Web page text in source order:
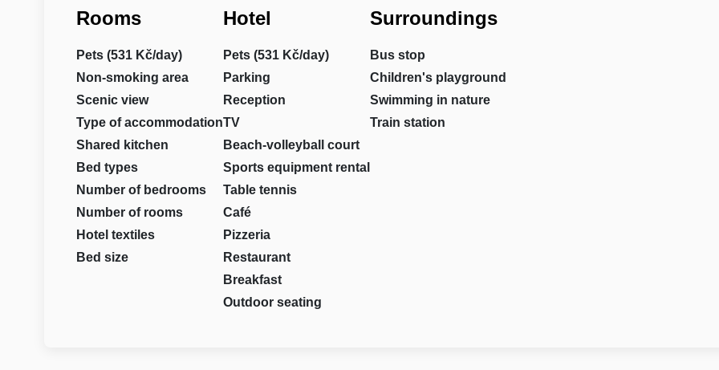
Rooms
Pets (531 Kč/day)
Non-smoking area
Scenic view
Type of accommodation
Shared kitchen
Bed types
Number of bedrooms
Number of rooms
Hotel textiles
Bed size
Hotel
Pets (531 Kč/day)
Parking
Reception
TV
Beach-volleyball court
Sports equipment rental
Table tennis
Café
Pizzeria
Restaurant
Breakfast
Outdoor seating
Surroundings
Bus stop
Children's playground
Swimming in nature
Train station